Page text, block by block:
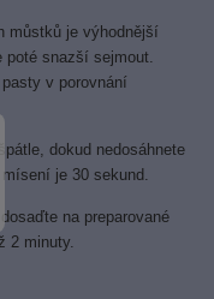
můstků je výhodnější
poté snazší sejmout.
v porovnání
dokud nedosáhnete
je 30 sekund.
na preparované
2 minuty.